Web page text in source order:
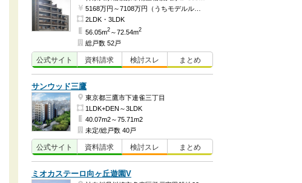
2LDK・3LDK
56.05m2 ～72.54m2
総戸数 52戸
公式サイト 資料請求 検討スレ まとめ
サンウッド三鷹
東京都三鷹市下連雀三丁目
1LDK+DEN～3LDK
40.07m2～75.71m2
未定/総戸数 40戸
公式サイト 資料請求 検討スレ まとめ
ミオカステーロ向ヶ丘遊園V